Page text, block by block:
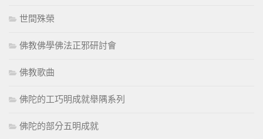
世間殊榮
佛教佛學佛法正邪研討會
佛教歌曲
佛陀的工巧明成就舉隅系列
佛陀的部分五明成就